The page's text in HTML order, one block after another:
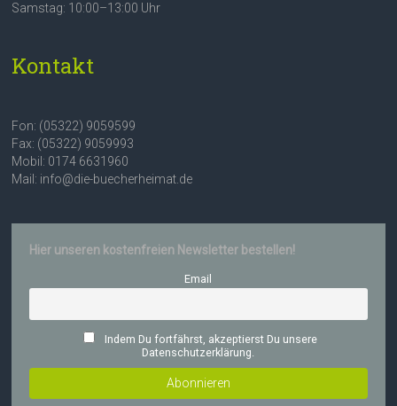
Samstag: 10:00–13:00 Uhr
Kontakt
Fon: (05322) 9059599
Fax: (05322) 9059993
Mobil: 0174 6631960
Mail: info@die-buecherheimat.de
Hier unseren kostenfreien Newsletter bestellen!
Email
Indem Du fortfährst, akzeptierst Du unsere
Datenschutzerklärung.